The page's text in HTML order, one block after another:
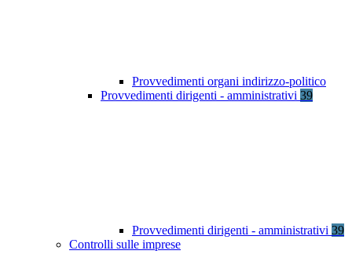
Provvedimenti organi indirizzo-politico
Provvedimenti dirigenti - amministrativi 39
Provvedimenti dirigenti - amministrativi 39
Controlli sulle imprese